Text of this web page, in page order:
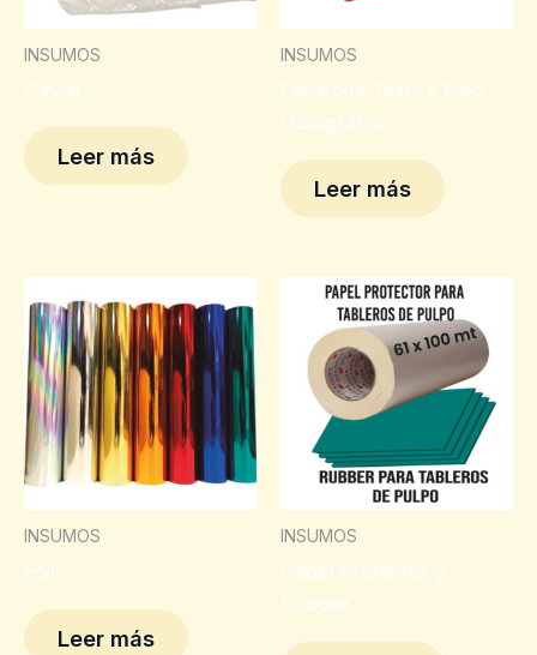
INSUMOS
Caviar
Leer más
INSUMOS
Escarcha Textil y Pelo
Holográfico
Leer más
INSUMOS
Foil
Leer más
INSUMOS
Papel Protector y
Rubber